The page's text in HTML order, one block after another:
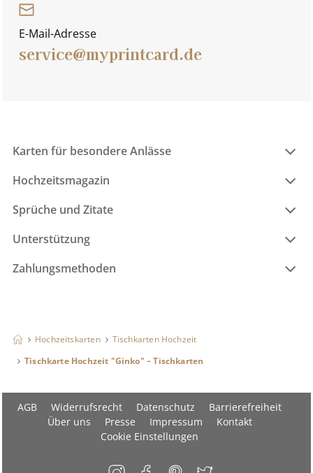
E-Mail-Adresse
service@myprintcard.de
Karten für besondere Anlässe
Hochzeitsmagazin
Sprüche und Zitate
Unterstützung
Zahlungsmethoden
Hochzeitskarten
Tischkarten Hochzeit
Tischkarte Hochzeit "Ginko" – Tischkarten
AGB Widerrufsrecht Datenschutz
Barrierefreiheit
Über uns
Presse Impressum
Kontakt
Cookie Einstellungen